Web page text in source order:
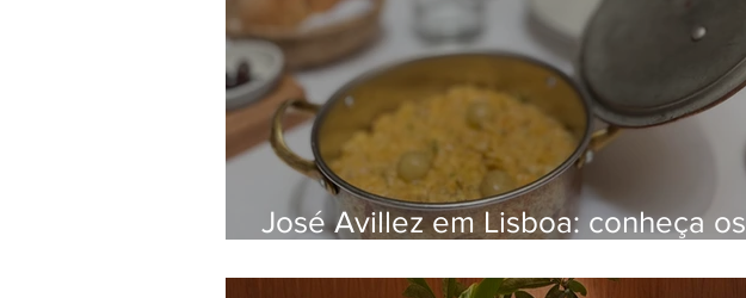
José Avillez em Lisboa: conheça os